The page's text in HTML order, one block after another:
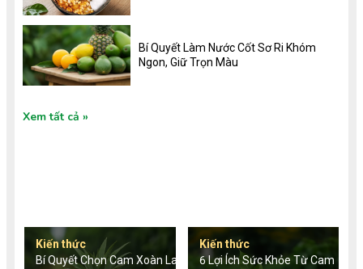
Bí Quyết Làm Nước Cốt Sơ Ri Khóm
Ngon, Giữ Trọn Màu
Xem tất cả
Kiến thức
Bí Quyết Chọn Cam Xoàn Lai
Kiến thức
6 Lợi Ích Sức Khỏe Từ Cam